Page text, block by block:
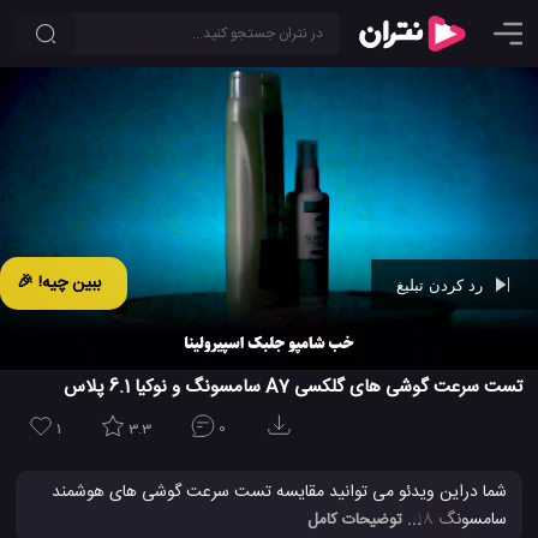
ببین چیه! 🎉
تست سرعت گوشی های گلکسی A7 سامسونگ و نوکیا 6.1 پلاس
1 3.3 0
شما دراین ویدئو می توانید مقایسه تست سرعت گوشی های هوشمند
... توضیحات کامل